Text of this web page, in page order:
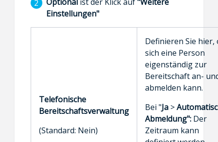
Einstellungen"
Telefonische
Bereitschaftsverwaltung
(Standard: Nein)
Definieren Sie hier,
sich eine Person
eigenständig zur
Bereitschaft an-
abmelden kann.
Bei "Ja>
Abmeldung":Der
Zeitraum kann